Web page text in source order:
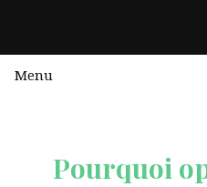
Menu
Pourquoi